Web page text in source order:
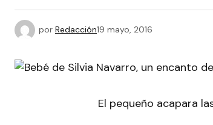
por Redacción19 mayo, 2016
El pequeño acapara